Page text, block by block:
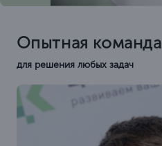
Опытная команда
для решения любых задач